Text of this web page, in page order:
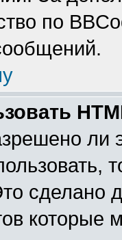
по
сделано